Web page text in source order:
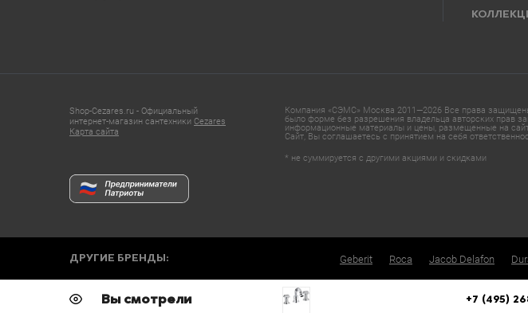
Shop-Cezares.ru - Официальный
интернет-магазин сантехники Cezares
Карта сайта
Компания «СЭМС» Москва 2011—2026 Все права
было форме без разрешения владельца авторских прав
информационные материалы и цены, размещенные на
Сайт, Вы соглашаетесь с принятием на себя
* не суммируется с другими акциями и скидками
ДРУГИЕ БРЕНДЫ: Geberit Roca Jacob Delafon
Вы смотрели +7 (495)